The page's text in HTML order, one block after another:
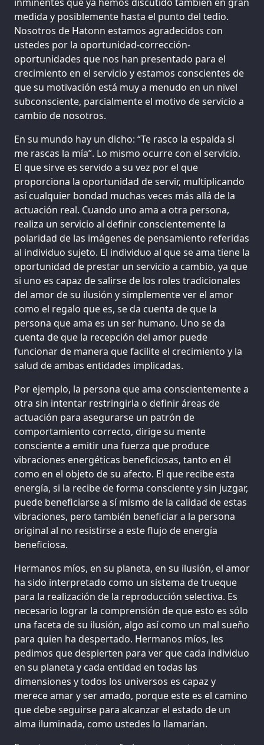
medida y posiblemente hasta el punto del tedio.
Nosotros de Hatonn estamos agradecidos con
ustedes por la oportunidad-corrección-
oportunidades que nos han presentado para el
crecimiento en el servicio y estamos conscientes de
que su motivación está muy a menudo en un nivel
subconsciente, parcialmente el motivo de servicio a
cambio de nosotros.
En su mundo hay un dicho: “Te rasco la espalda si
me rascas la mía”. Lo mismo ocurre con el servicio.
El que sirve es servido a su vez por el que
proporciona la oportunidad de servir, multiplicando
así cualquier bondad muchas veces más allá de la
actuación real. Cuando uno ama a otra persona,
realiza un servicio al definir conscientemente la
polaridad de las imágenes de pensamiento referidas
al individuo sujeto. El individuo al que se ama tiene la
oportunidad de prestar un servicio a cambio, ya que
si uno es capaz de salirse de los roles tradicionales
del amor de su ilusión y simplemente ver el amor
como el regalo que es, se da cuenta de que la
persona que ama es un ser humano. Uno se da
cuenta de que la recepción del amor puede
funcionar de manera que facilite el crecimiento y la
salud de ambas entidades implicadas.
Por ejemplo, la persona que ama conscientemente a
otra sin intentar restringirla o definir áreas de
actuación para asegurarse un patrón de
comportamiento correcto, dirige su mente
consciente a emitir una fuerza que produce
vibraciones energéticas beneficiosas, tanto en él
como en el objeto de su afecto. El que recibe esta
energía, si la recibe de forma consciente y sin juzgar,
puede beneficiarse a sí mismo de la calidad de estas
vibraciones, pero también beneficiar a la persona
original al no resistirse a este flujo de energía
beneficiosa.
Hermanos míos, en su planeta, en su ilusión, el amor
ha sido interpretado como un sistema de trueque
para la realización de la reproducción selectiva. Es
necesario lograr la comprensión de que esto es sólo
una faceta de su ilusión, algo así como un mal sueño
para quien ha despertado. Hermanos míos, les
pedimos que despierten para ver que cada individuo
en su planeta y cada entidad en todas las
dimensiones y todos los universos es capaz y
merece amar y ser amado, porque este es el camino
que debe seguirse para alcanzar el estado de un
alma iluminada, como ustedes lo llamarían.